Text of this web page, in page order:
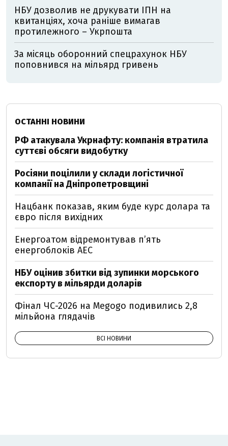
НБУ дозволив не друкувати ІПН на
квитанціях, хоча раніше вимагав
протилежного – Укрпошта
За місяць оборонний спецрахунок НБУ
поповнився на мільярд гривень
ОСТАННІ НОВИНИ
РФ атакувала Укрнафту: компанія втратила
суттєві обсяги видобутку
Росіяни поцілили у склади логістичної
компанії на Дніпропетровщині
Нацбанк показав, яким буде курс долара та
євро після вихідних
Енергоатом відремонтував п’ять
енергоблоків АЕС
НБУ оцінив збитки від зупинки морського
експорту в мільярди доларів
Фінал ЧС-2026 на Megogo подивились 2,8
мільйона глядачів
ВСІ НОВИНИ